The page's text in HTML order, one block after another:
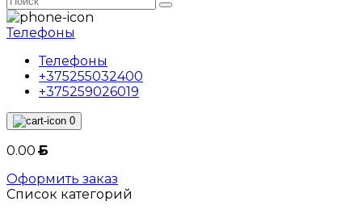
Телефоны
Телефоны
+375255032400
+375259026019
0
0.00Б
Оформить заказ
Список категорий